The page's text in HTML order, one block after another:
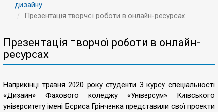
дизайну
Презентація творчої роботи в онлайн-ресурсах
Презентація творчої роботи в онлайн-
ресурсах
Наприкінці травня 2020 року студенти 3 курсу спеціальності
«Дизайн» Фахового коледжу «Універсум» Київського
університету імені Бориса Грінченка представили свої проекти